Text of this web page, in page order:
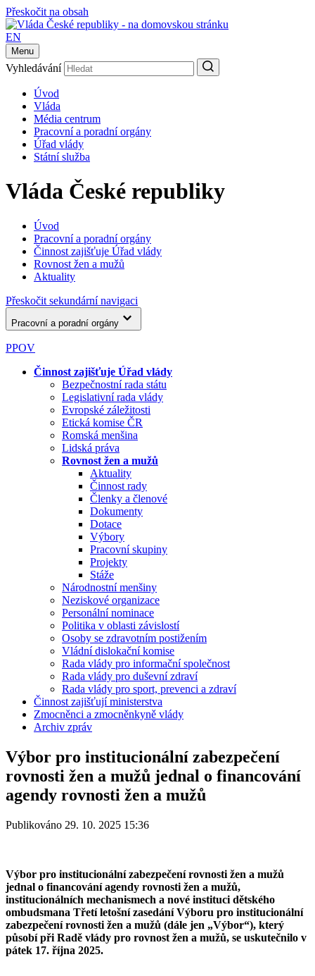
Přeskočit na obsah
EN
Menu
Vyhledávání
Úvod
Vláda
Média centrum
Pracovní a poradní orgány
Úřad vlády
Státní služba
Vláda České republiky
Úvod
Pracovní a poradní orgány
Činnost zajišťuje Úřad vlády
Rovnost žen a mužů
Aktuality
Přeskočit sekundární navigaci
Pracovní a poradní orgány
PPOV
Činnost zajišťuje Úřad vlády
Bezpečnostní rada státu
Legislativní rada vlády
Evropské záležitosti
Etická komise ČR
Romská menšina
Lidská práva
Rovnost žen a mužů
Aktuality
Činnost rady
Členky a členové
Dokumenty
Dotace
Výbory
Pracovní skupiny
Projekty
Stáže
Národnostní menšiny
Neziskové organizace
Personální nominace
Politika v oblasti závislostí
Osoby se zdravotním postižením
Vládní dislokační komise
Rada vlády pro informační společnost
Rada vlády pro duševní zdraví
Rada vlády pro sport, prevenci a zdraví
Činnost zajišťují ministerstva
Zmocněnci a zmocněnkyně vlády
Archiv zpráv
Výbor pro institucionální zabezpečení
rovnosti žen a mužů jednal o financování
agendy rovnosti žen a mužů
Publikováno 29. 10. 2025 15:36
Výbor pro institucionální zabezpečení rovnosti žen a mužů
jednal o financování agendy rovnosti žen a mužů,
institucionálních mechanismech a nové instituci dětského
ombudsmana Třetí letošní zasedání Výboru pro institucionální
zabezpečení rovnosti žen a mužů (dále jen „Výbor“), který
působí při Radě vlády pro rovnost žen a mužů, se uskutečnilo v
pátek 17. října 2025.